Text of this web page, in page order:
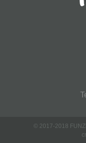
© 2017-2018